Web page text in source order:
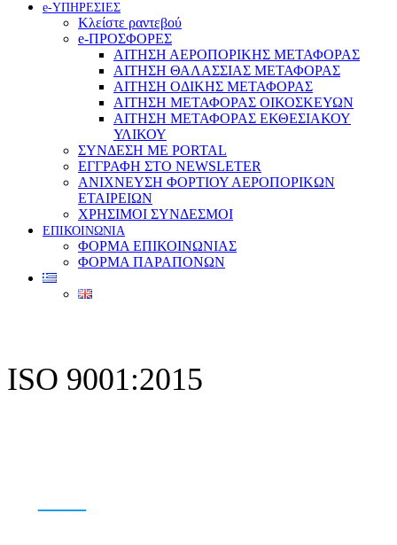
e-ΥΠΗΡΕΣΙΕΣ
Κλείστε ραντεβού
e-ΠΡΟΣΦΟΡΕΣ
ΑΙΤΗΣΗ ΑΕΡΟΠΟΡΙΚΗΣ ΜΕΤΑΦΟΡΑΣ
ΑΙΤΗΣΗ ΘΑΛΑΣΣΙΑΣ ΜΕΤΑΦΟΡΑΣ
ΑΙΤΗΣΗ ΟΔΙΚΗΣ ΜΕΤΑΦΟΡΑΣ
ΑΙΤΗΣΗ ΜΕΤΑΦΟΡΑΣ ΟΙΚΟΣΚΕΥΩΝ
ΑΙΤΗΣΗ ΜΕΤΑΦΟΡΑΣ ΕΚΘΕΣΙΑΚΟΥ
ΥΛΙΚΟΥ
ΣΥΝΔΕΣΗ ΜΕ PORTAL
ΕΓΓΡΑΦΗ ΣΤΟ NEWSLETER
ΑΝΙΧΝΕΥΣΗ ΦΟΡΤΙΟΥ ΑΕΡΟΠΟΡΙΚΩΝ
ΕΤΑΙΡΕΙΩΝ
ΧΡΗΣΙΜΟΙ ΣΥΝΔΕΣΜΟΙ
ΕΠΙΚΟΙΝΩΝΙΑ
ΦΟΡΜΑ ΕΠΙΚΟΙΝΩΝΙΑΣ
ΦΟΡΜΑ ΠΑΡΑΠΟΝΩΝ
ISO 9001:2015